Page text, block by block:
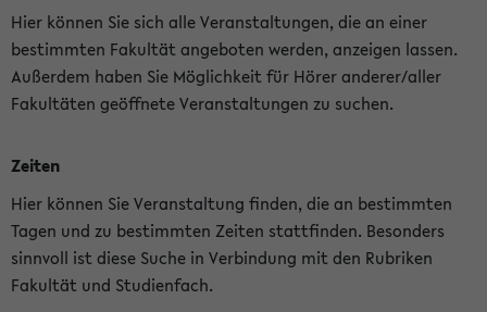
Hier können Sie sich alle Veranstaltungen, die an einer
bestimmten Fakultät angeboten werden, anzeigen lassen.
Außerdem haben Sie Möglichkeit für Hörer anderer/aller
Fakultäten geöffnete Veranstaltungen zu suchen.
Zeiten
Hier können Sie Veranstaltung finden, die an bestimmten
Tagen und zu bestimmten Zeiten stattfinden. Besonders
sinnvoll ist diese Suche in Verbindung mit den Rubriken
Fakultät und Studienfach.